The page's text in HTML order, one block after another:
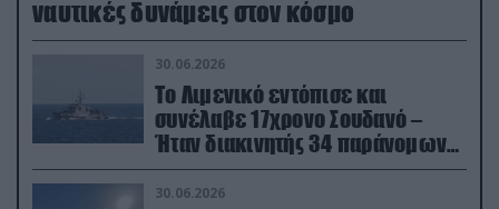
ναυτικές δυνάμεις στον κόσμο
30.06.2026
Το Λιμενικό εντόπισε και
συνέλαβε 17χρονο Σουδανό –
Ήταν διακινητής 34 παράνομων
μεταναστών
30.06.2026